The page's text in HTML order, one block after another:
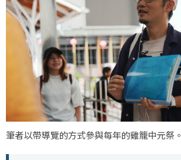
筆者以帶導覽的方式參與每年的雞籠中元祭。